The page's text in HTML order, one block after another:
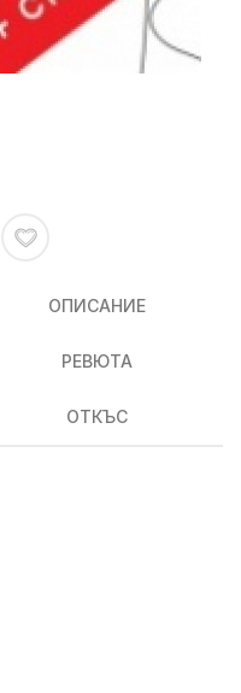
ОПИСАНИЕ
РЕВЮТА
ОТКЪС